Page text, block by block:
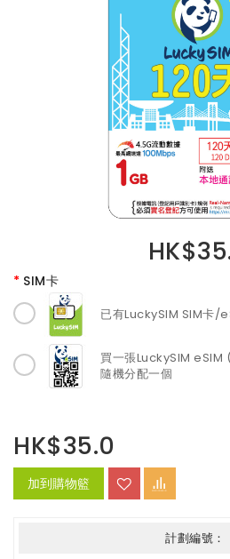
SIM卡
已有LuckySIM SIM卡/
買一張LuckySIM eSIM
隨機分配一個
HK$35.0
加到購物籃
計劃編號：